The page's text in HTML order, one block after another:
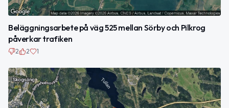
Beläggningsarbete på väg 525 mellan Sörby och Pilkrog
påverkar trafiken
2 2 1